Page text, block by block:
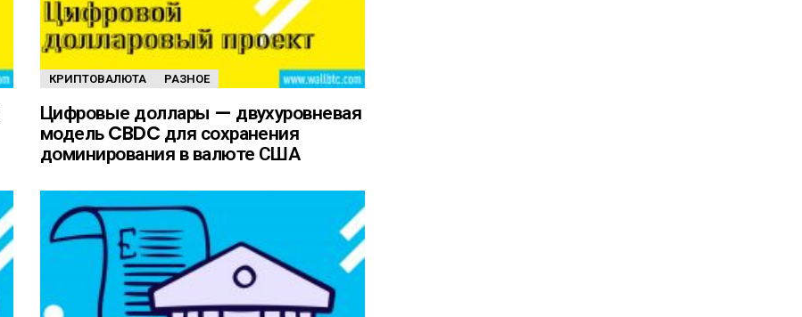
КРИПТОВАЛЮТА РАЗНОЕ
Цифровые доллары — двухуровневая
модель CBDC для сохранения
доминирования в валюте США